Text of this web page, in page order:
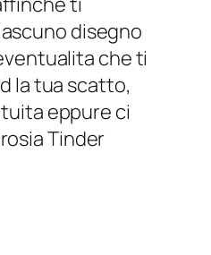
disegno
che ti
la tua scatto,
eppure ci
Tinder